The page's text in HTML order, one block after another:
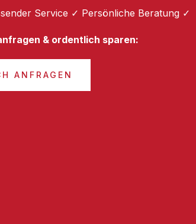
Service ✓ Persönliche Beratung ✓
& ordentlich sparen:
ANFRAGEN